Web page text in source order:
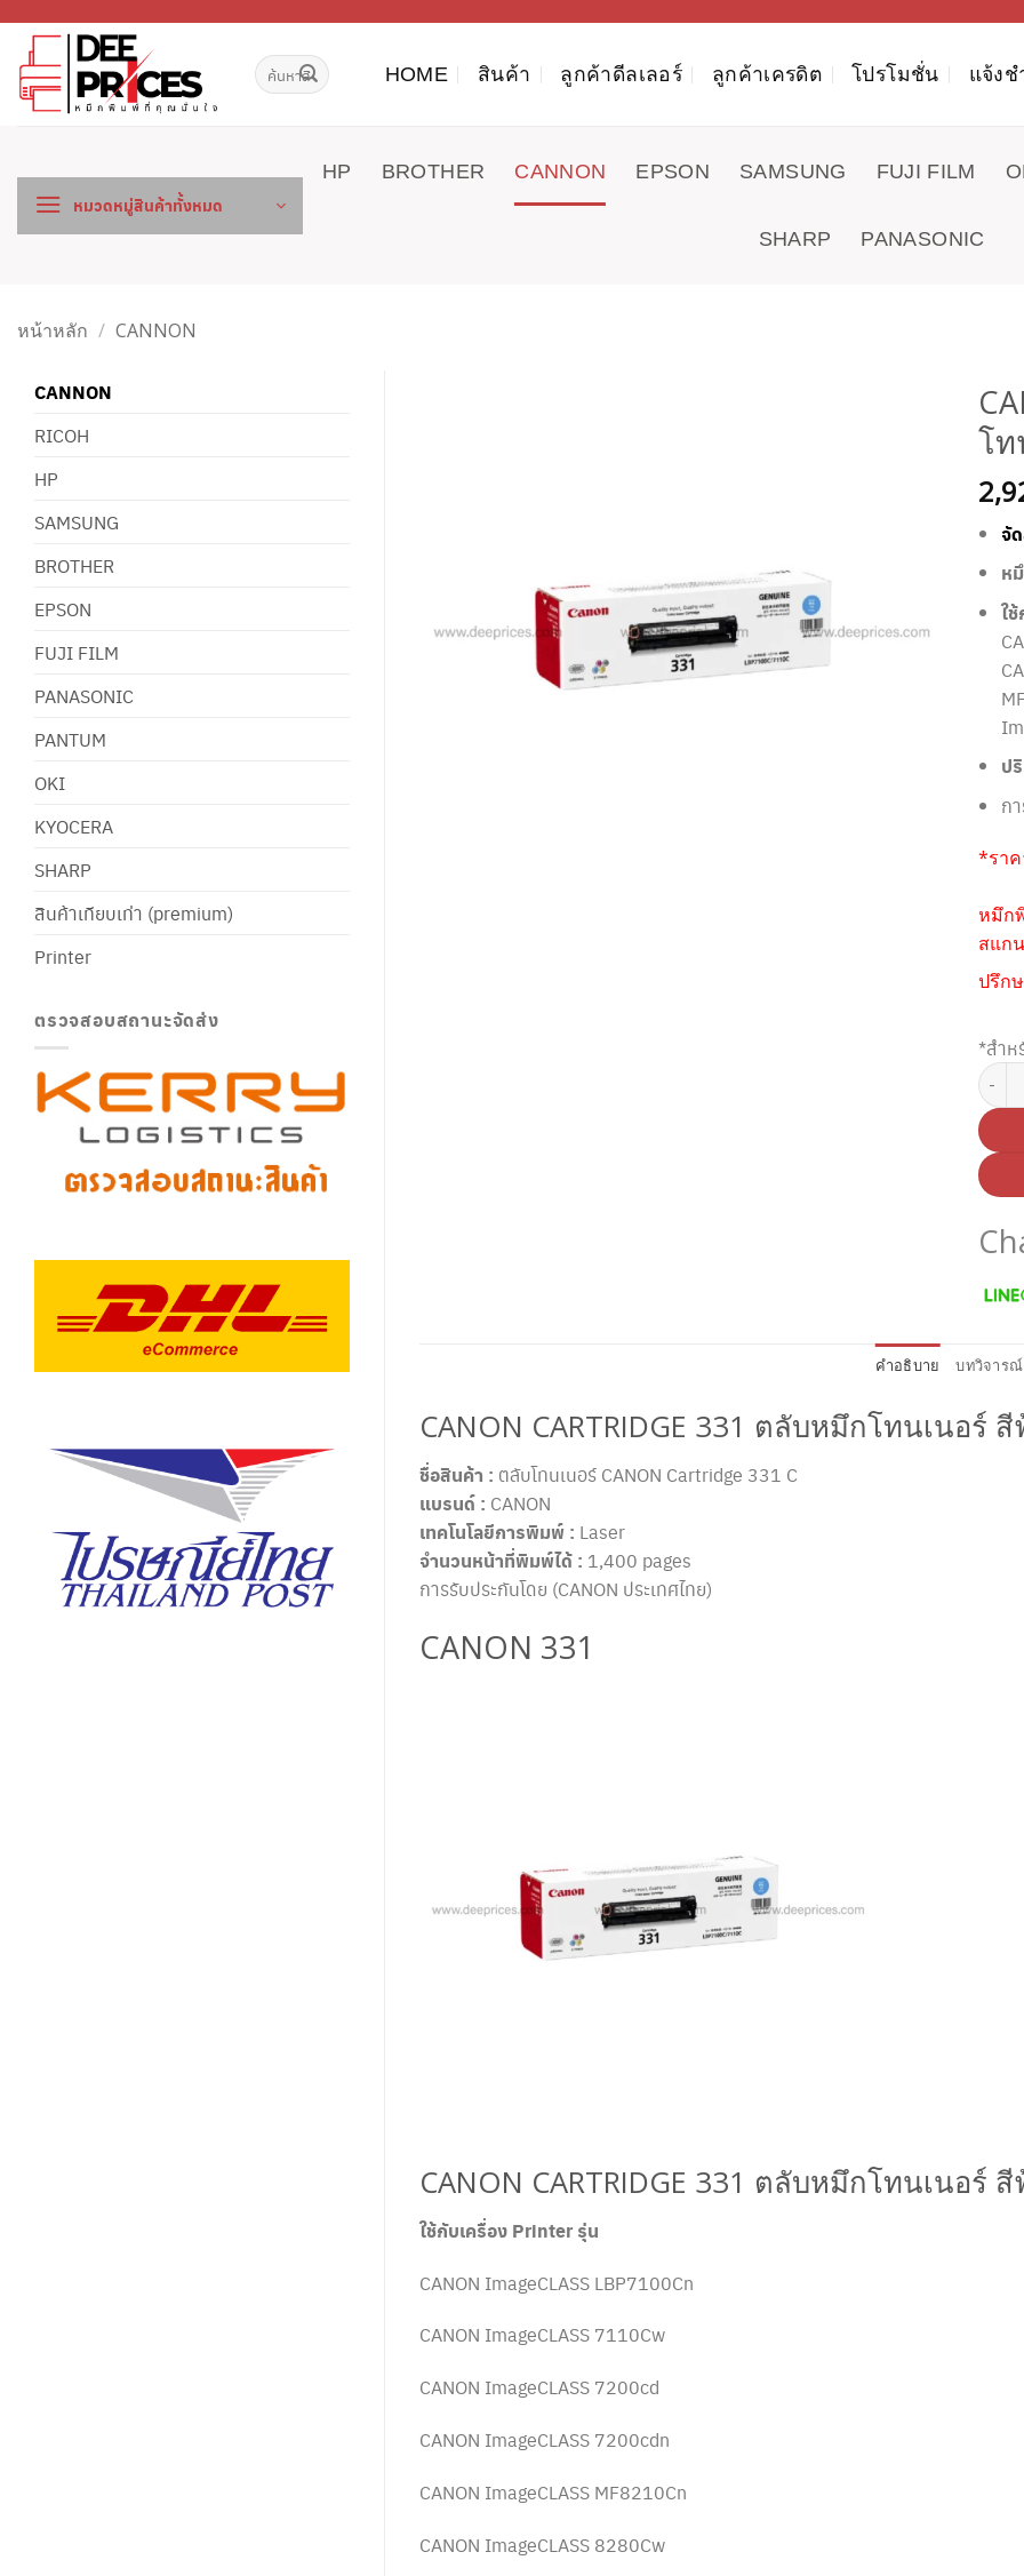
เนื้อหา
ค้นหา: HOME สินค้า ลูกค้าดีลเลอร์ ลูกค้าเครดิต โปรโมชั่น แจ้งช
หมวดหมู่สินค้าทั้งหมด
HP BROTHER CANNON EPSON SAMSUNG FUJI FILM
SHARP PANASONIC
หน้าหลัก / CANNON
CANNON
RICOH
HP
SAMSUNG
BROTHER
EPSON
FUJI FILM
PANASONIC
PANTUM
OKI
KYOCERA
SHARP
สินค้าเทียบเท่า (premium)
Printer
ตรวจสอบสถานะจัดส่ง
โท
จั
ห
ใ
ป
ก
*ราค
หมึก
สแก
ปรึก
*สำห
จำนว
คำอธิบาย บทวิจารณ์
CANON CARTRIDGE 331 ตลับหมึกโทนเนอร์
ชื่อสินค้า : ตลับโทนเนอร์ CANON Cartridge 331 C
แบรนด์ : CANON
เทคโนโลยีการพิมพ์ : Laser
จำนวนหน้าที่พิมพ์ได้ : 1,400 pages
การรับประกันโดย (CANON ประเทศไทย)
CANON 331
CANON CARTRIDGE 331 ตลับหมึกโทนเนอร์
ใช้กับเครื่อง Printer รุ่น
CANON ImageCLASS LBP7100Cn
CANON ImageCLASS 7110Cw
CANON ImageCLASS 7200cd
CANON ImageCLASS 7200cdn
CANON ImageCLASS MF8210Cn
CANON ImageCLASS 8280Cw